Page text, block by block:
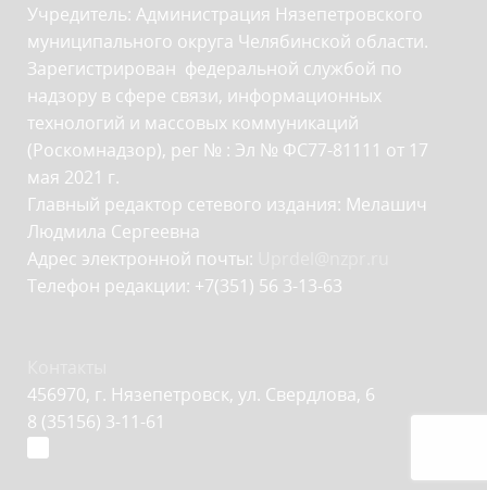
Учредитель: Администрация Нязепетровского
муниципального округа Челябинской области.
Зарегистрирован федеральной службой по
надзору в сфере связи, информационных
технологий и массовых коммуникаций
(Роскомнадзор), рег № : Эл № ФС77-81111 от 17
мая 2021 г.
Главный редактор сетевого издания: Мелашич
Людмила Сергеевна
Адрес электронной почты:
Телефон редакции: +7(351) 56 3-13-63
456970, г. Нязепетровск, ул. Свердлова, 6
8 (35156) 3-11-61